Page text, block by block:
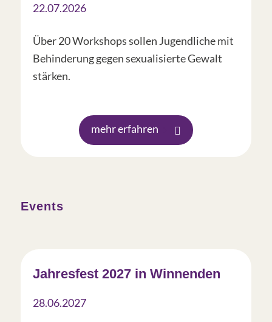
22.07.2026
Über 20 Workshops sollen Jugendliche mit
Behinderung gegen sexualisierte Gewalt
stärken.
mehr erfahren
Events
Jahresfest 2027 in Winnenden
28.06.2027